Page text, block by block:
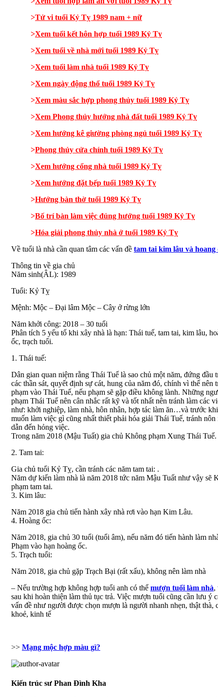
>Tử vi tuổi Kỷ Tỵ 1989 nam + nữ
>Xem tuổi kết hôn hợp tuổi 1989 Kỷ Tỵ
>Xem tuổi về nhà mới tuổi 1989 Kỷ Tỵ
>Xem tuổi làm nhà tuổi 1989 Kỷ Tỵ
>Xem ngày động thổ tuổi 1989 Kỷ Tỵ
>Xem màu sắc hợp phong thủy tuổi 1989 Kỷ Tỵ
>Xem Phong thủy hướng nhà đất tuổi 1989 Kỷ Tỵ
>Xem hướng kê giường phòng ngủ tuổi 1989 Kỷ Tỵ
>Phong thủy cửa chính tuổi 1989 Kỷ Tỵ
>Xem hướng cổng nhà tuổi 1989 Kỷ Tỵ
>Xem hướng đặt bếp tuổi 1989 Kỷ Tỵ
>Hướng bàn thờ tuổi 1989 Kỷ Tỵ
>Bố trí bàn làm việc đúng hướng tuổi 1989 Kỷ Tỵ
>Hóa giải phong thủy nhà ở tuổi 1989 Kỷ Tỵ
Về tuổi là nhà cần quan tâm các vấn đề tam tai kim lâu và hoang
Thông tin về gia chủ
Năm sinh(ÂL): 1989
Tuổi: Kỷ Tỵ
Mệnh: Mộc – Đại lâm Mộc – Cây ở rừng lớn
Năm khởi công: 2018 – 30 tuổi
Phân tích 5 yếu tố khi xây nhà là hạn: Thái tuế, tam tai, kim lâu,
ốc, trạch tuổi.
1. Thái tuế:
Dân gian quan niệm rằng Thái Tuế là sao chủ một năm, đứng đầu
các thần sát, quyết định sự cát, hung của năm đó, chính vì thế nên
phạm vào Thái Tuế, nếu phạm sẽ gặp điều không lành. Những
phạm Thái Tuế nên cân nhắc rất kỹ và tốt nhất nên tránh làm các
như: khởi nghiệp, làm nhà, hôn nhân, hợp tác làm ăn…và trước khi
muốn làm việc gì cũng nhất thiết phải hóa giải Thái Tuế, tránh nôn
dẫn đến hỏng việc.
Trong năm 2018 (Mậu Tuất) gia chủ Không phạm Xung Thái Tuế.
2. Tam tai:
Gia chủ tuổi Kỷ Tỵ, cần tránh các năm tam tai: .
Năm dự kiến làm nhà là năm 2018 tức năm Mậu Tuất như vậy sẽ
phạm tam tai.
3. Kim lâu:
Năm 2018 gia chủ tiến hành xây nhà rơi vào hạn Kim Lâu.
4. Hoàng ốc:
Năm 2018, gia chủ 30 tuổi (tuổi âm), nếu năm đó tiến hành làm
Phạm vào hạn hoàng ốc.
5. Trạch tuổi:
Năm 2018, gia chủ gặp Trạch Bại (rất xấu), không nên làm nhà
– Nếu trường hợp không hợp tuổi anh có thể mượn tuổi làm nhà,
sau khi hoàn thiện làm thủ tục trả. Việc mượn tuổi cũng cần lưu ý
vấn đề như người được chọn mượn là người nhanh nhẹn, thật thà,
khoẻ, kinh tế
>> Mạng mộc hợp màu gì?
Kiến trúc sư Phan Đình Kha